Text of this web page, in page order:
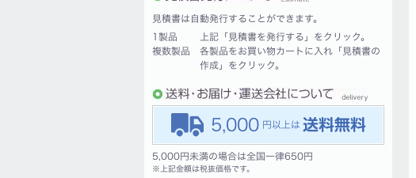
見積書は自動発行することができます。
1製品
上記「見積書を発行する」をクリック。
複数製品
各製品をお買い物カートに入れ「見積書の
作成」をクリック。
5,000
5,000円未満の場合は全国一律650円
※ 上記金額は税抜価格です。